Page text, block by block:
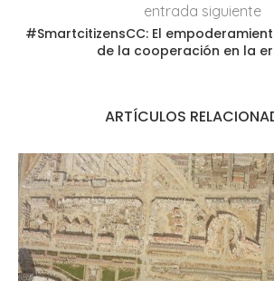
entrada siguiente
#SmartcitizensCC: El
de la cooperación en la
ARTÍCULOS